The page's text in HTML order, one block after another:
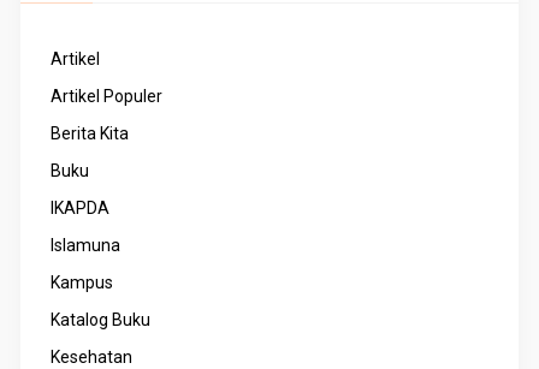
Artikel
Artikel Populer
Berita Kita
Buku
IKAPDA
Islamuna
Kampus
Katalog Buku
Kesehatan